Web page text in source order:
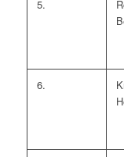
5.
6.